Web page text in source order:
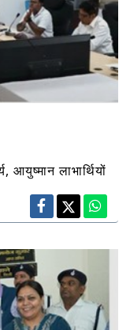
आयुष्मान लाभार्थियों